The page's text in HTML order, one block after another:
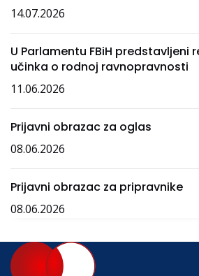
14.07.2026
U Parlamentu FBiH predstavljeni
učinka o rodnoj ravnopravnosti
11.06.2026
Prijavni obrazac za oglas
08.06.2026
Prijavni obrazac za pripravnike
08.06.2026